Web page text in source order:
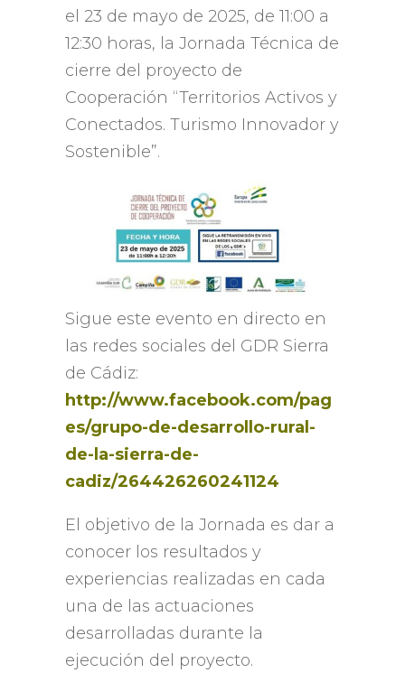
el 23 de mayo de 2025, de 11:00 a
12:30 horas, la Jornada Técnica de
cierre del proyecto de
Cooperación “Territorios Activos y
Conectados. Turismo Innovador y
Sostenible”.
Sigue este evento en directo en
las redes sociales del GDR Sierra
de Cádiz:
http://www.facebook.com/pag
es/grupo-de-desarrollo-rural-
de-la-sierra-de-
cadiz/264426260241124
El objetivo de la Jornada es dar a
conocer los resultados y
experiencias realizadas en cada
una de las actuaciones
desarrolladas durante la
ejecución del proyecto.